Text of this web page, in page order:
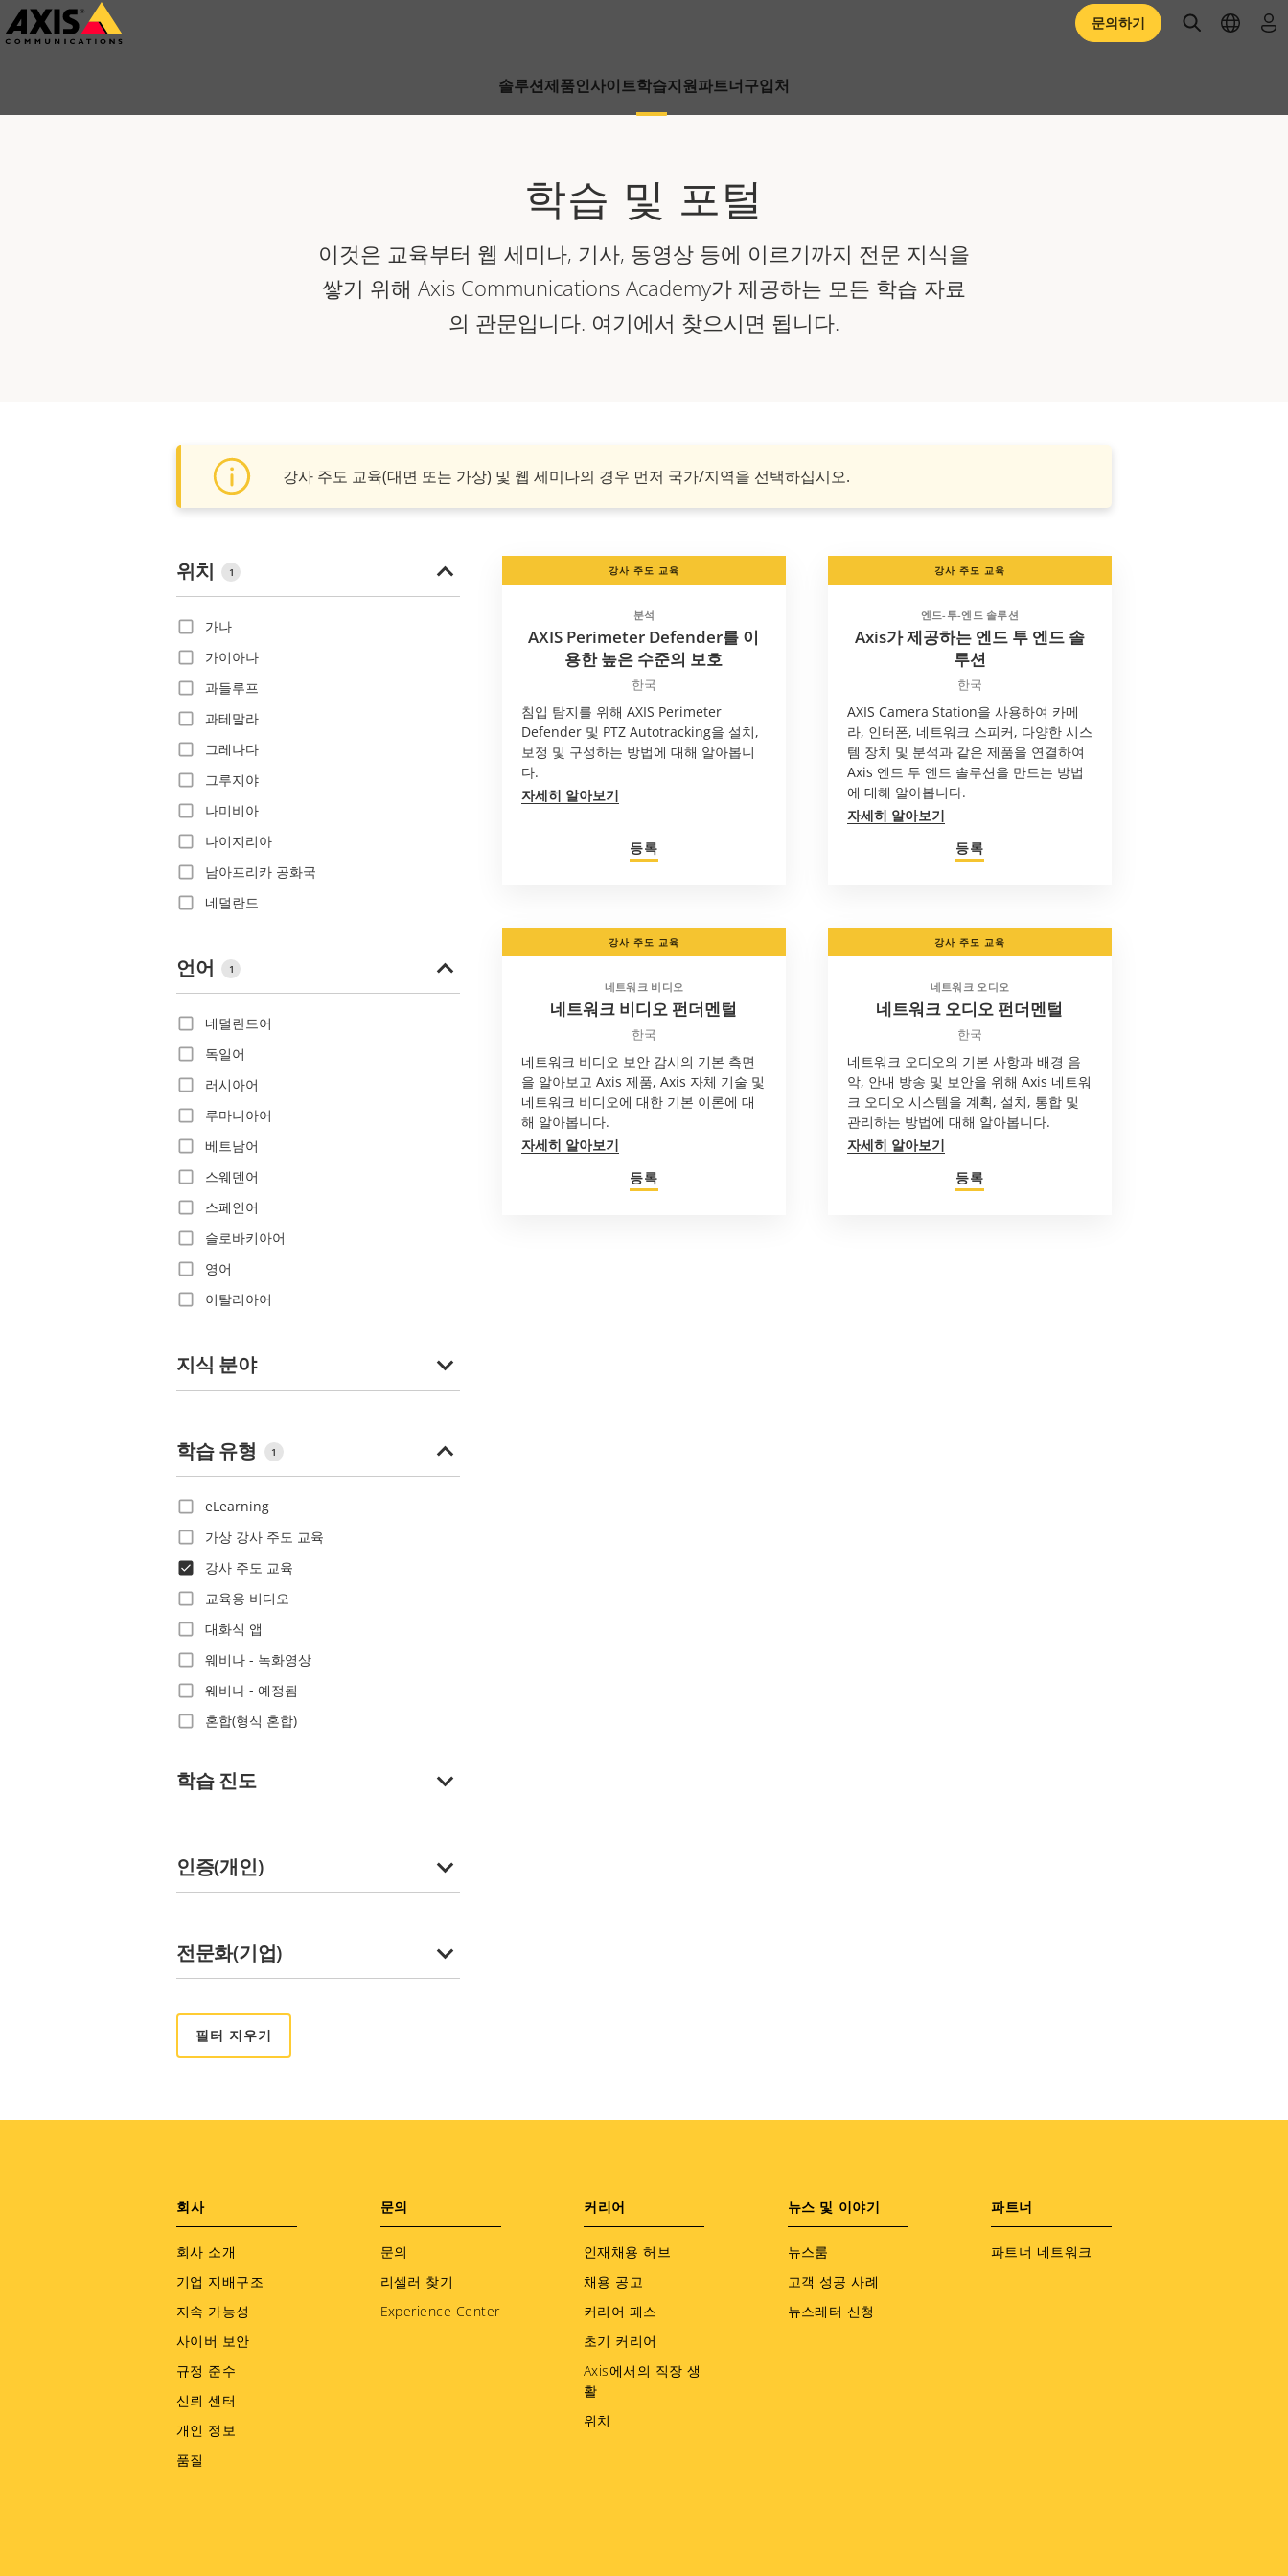
주
요
솔루션제품인사이트학습지원파트너구입처
문의하기 openopen로
학습 및 포털
이것은 교육부터 웹 세미나, 기사, 동영상 등에 이르기까지 전문 지식을
쌓기 위해 Axis Communications Academy가 제공하는 모든 학습 자료
의 관문입니다. 여기에서 찾으시면 됩니다.
강사 주도 교육(대면 또는 가상) 및 웹 세미나의 경우 먼저 국가/지역을 선택하십시오.
위치 1
가나
가이아나
과들루프
과테말라
그레나다
그루지야
나미비아
나이지리아
남아프리카 공화국
네덜란드
뉴질랜드
니카라과
대만
대한민국
덴마크
도미니카
도미니카공화국
독일
라트비아
루마니아
룩셈부르크
리투아니아
마르티니크
마케도니아
멕시코
몬테네그로
몰도바
미국
바레인
바베이도스
바하마
버진 제도
베네수엘라
벨기에
브라질
사우디아라비아
세르비아
스페인
슬로바키아
슬로베니아
싱가포르
아랍에미리트
아루바
아르메니아
언어 1
네덜란드어
독일어
러시아어
루마니아어
베트남어
스웨덴어
스페인어
슬로바키아어
영어
이탈리아어
중국어(간체)
중국어(번체)
태국어
터키어
포르투갈어
폴란드어
프랑스어
핀란드어
한국어
지식 분야
학습 유형 1
eLearning
가상 강사 주도 교육
강사 주도 교육
교육용 비디오
대화식 앱
웨비나 - 녹화영상
웨비나 - 예정됨
혼합(형식 혼합)
학습 진도
인증(개인)
전문화(기업)
강사 주도 교육
분석
AXIS Perimeter Defender를 이
용한 높은 수준의 보호
한국
침입 탐지를 위해 AXIS Perimeter
Defender 및 PTZ Autotracking을 설치,
보정 및 구성하는 방법에 대해 알아봅니
다.
자세히 알아보기
등록
강사 주도 교육
엔드-투-엔드 솔루션
Axis가 제공하는 엔드 투 엔드 솔
루션
한국
AXIS Camera Station을 사용하여 카메
라, 인터폰, 네트워크 스피커, 다양한 시스
템 장치 및 분석과 같은 제품을 연결하여
Axis 엔드 투 엔드 솔루션을 만드는 방법
에 대해 알아봅니다.
자세히 알아보기
등록
강사 주도 교육
네트워크 비디오
네트워크 비디오 펀더멘털
한국
네트워크 비디오 보안 감시의 기본 측면
을 알아보고 Axis 제품, Axis 자체 기술 및
네트워크 비디오에 대한 기본 이론에 대
해 알아봅니다.
자세히 알아보기
등록
강사 주도 교육
네트워크 오디오
네트워크 오디오 펀더멘털
한국
네트워크 오디오의 기본 사항과 배경 음
악, 안내 방송 및 보안을 위해 Axis 네트워
크 오디오 시스템을 계획, 설치, 통합 및
관리하는 방법에 대해 알아봅니다.
자세히 알아보기
등록
Footer
menu
회사
회사 소개
기업 지배구조
지속 가능성
사이버 보안
규정 준수
신뢰 센터
개인 정보
품질
문의
문의
리셀러 찾기
Experience Center
커리어
인재채용 허브
채용 공고
커리어 패스
초기 커리어
Axis에서의 직장 생
활
위치
뉴스 및 이야기
뉴스룸
고객 성공 사례
뉴스레터 신청
파트너
파트너 네트워크